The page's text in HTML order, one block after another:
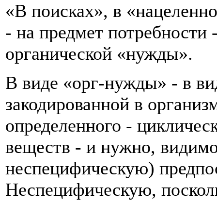
«В поисках», в
- на предмет потребности
органической «нужды».
В виде «орг-нужды» - в
закодированной в
определенного -
веществ - и нужно,
неспецифическую)
Неспецифическую,